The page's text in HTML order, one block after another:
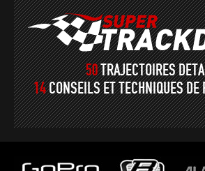
50TRAJECTOIRES
14CONSEILS ET TECHNIQUES DE